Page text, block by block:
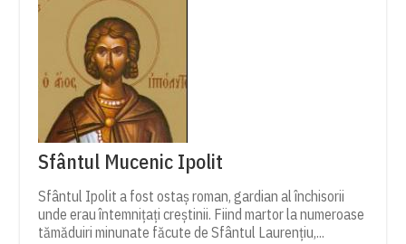
Sfântul Mucenic Ipolit
Sfântul Ipolit a fost ostaș roman, gardian al închisorii
unde erau întemnițați creștinii. Fiind martor la numeroase
tămăduiri minunate făcute de Sfântul Laurențiu,...